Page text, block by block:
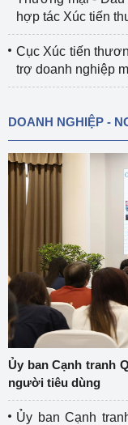
hợp tác Xúc tiến
Cục Xúc tiến
trợ doanh nghiệp
DOANH NGHIỆP -
Ủy ban Cạnh tranh
người tiêu dùng
Ủy ban Cạnh